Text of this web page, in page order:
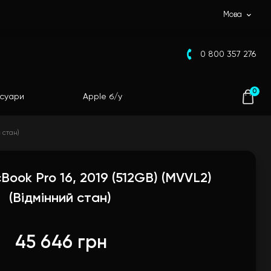
Мова
0 800 357 276
Apple б/у
0
стан)
Pro 16, 2019 (512GB) (MVVL2)
(Відмінний стан)
45 646 грн